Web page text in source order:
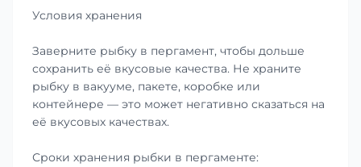
Условия хранения
Заверните рыбку в пергамент, чтобы дольше
сохранить её вкусовые качества. Не храните
рыбку в вакууме, пакете, коробке или
контейнере — это может негативно сказаться на
её вкусовых качествах.
Сроки хранения рыбки в пергаменте: